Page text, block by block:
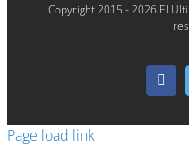
Copyright 2015 - 2026 El
Page load link